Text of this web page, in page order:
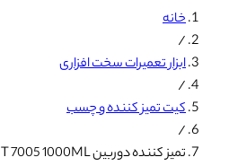
خانه
/
ابزار تعمیرات سخت افزاری
/
کیت تمیز کننده و چسب
/
تمیز کننده دوربین MAANT 7005 1000ML